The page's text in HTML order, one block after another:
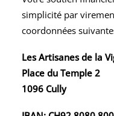
simplicité par
coordonnées
Les Artisanes de la
Place du Temple 2
1096 Cully